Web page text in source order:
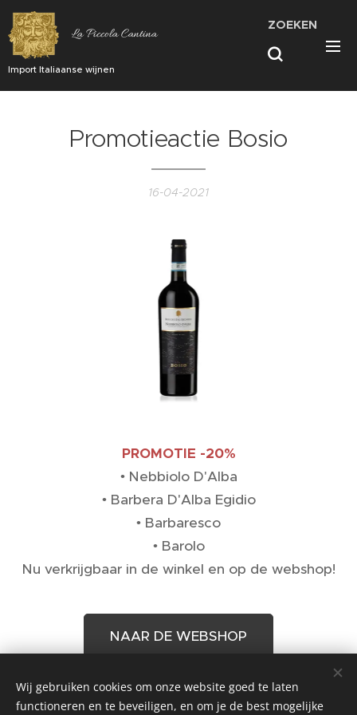
La Piccola Cantina
Import Italiaanse wijnen
ZOEKEN
Promotieactie Bosio
16-04-2021
PROMOTIE -20%
• Nebbiolo D'Alba
• Barbera D'Alba Egidio
• Barbaresco
• Barolo
Nu verkrijgbaar in de winkel en op de webshop!
NAAR DE WEBSHOP
Wij gebruiken cookies om onze website goed te laten
functioneren en te beveiligen, en om je de best mogelijke